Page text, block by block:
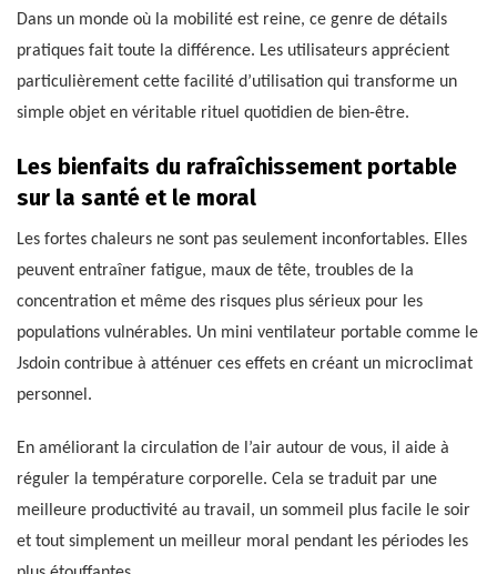
Dans un monde où la mobilité est reine, ce genre de détails
pratiques fait toute la différence. Les utilisateurs apprécient
particulièrement cette facilité d’utilisation qui transforme un
simple objet en véritable rituel quotidien de bien-être.
Les bienfaits du rafraîchissement portable
sur la santé et le moral
Les fortes chaleurs ne sont pas seulement inconfortables. Elles
peuvent entraîner fatigue, maux de tête, troubles de la
concentration et même des risques plus sérieux pour les
populations vulnérables. Un mini ventilateur portable comme le
Jsdoin contribue à atténuer ces effets en créant un microclimat
personnel.
En améliorant la circulation de l’air autour de vous, il aide à
réguler la température corporelle. Cela se traduit par une
meilleure productivité au travail, un sommeil plus facile le soir
et tout simplement un meilleur moral pendant les périodes les